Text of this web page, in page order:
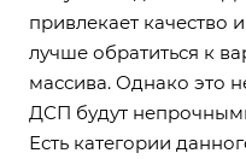
привлекает качество
лучше обратиться к
массива. Однако это
ДСП будут
Есть категории